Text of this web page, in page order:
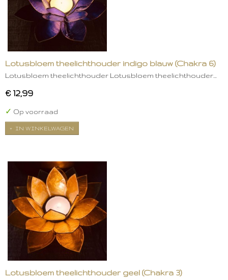
Lotusbloem theelichthouder indigo blauw (Chakra 6)
Lotusbloem theelichthouder Lotusbloem theelichthouder…
€ 12,99
✓ Op voorraad
IN WINKELWAGEN
Lotusbloem theelichthouder geel (Chakra 3)